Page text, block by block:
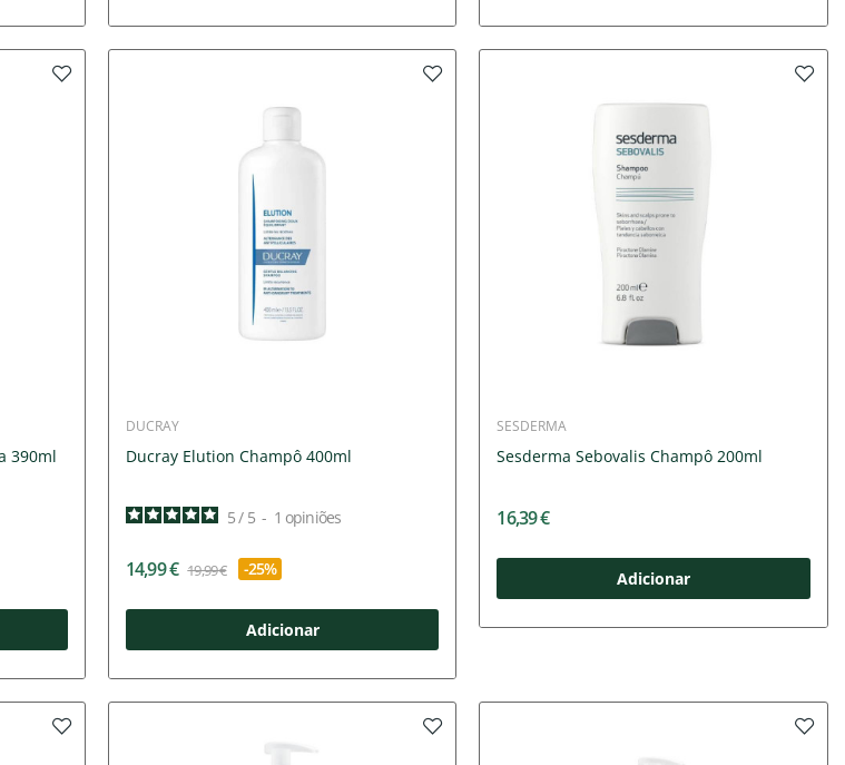
390ml
DUCRAY
Ducray Elution Champô 400ml
5/ 5 - 1 opiniões
14,99 € 19,99 € -25%
Adicionar
SESDERMA
Sesderma Sebovalis Champô 200ml
16,39 €
Adicionar